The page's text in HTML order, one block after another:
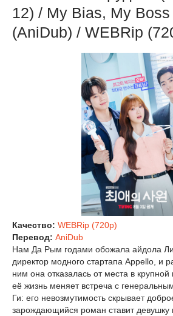
12) / My Bias, My
(AniDub) / WEBRip
Качество: WEBRip (720p)
Перевод: AniDub
Нам Да Рым годами обожала айдола
директор модного стартапа Appello, и
ним она отказалась от места в
её жизнь меняет встреча с
Ги: его невозмутимость скрывает
зарождающийся роман ставит девушку